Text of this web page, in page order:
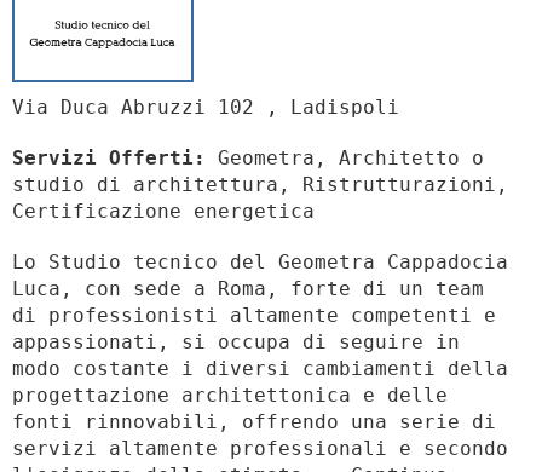
Via Duca Abruzzi 102 , Ladispoli
Servizi Offerti:
Geometra, Architetto o
studio di architettura, Ristrutturazioni,
Certificazione energetica
Lo Studio tecnico del Geometra Cappadocia
Luca, con sede a Roma, forte di un team
di professionisti altamente competenti e
appassionati, si occupa di seguire in
modo costante i diversi cambiamenti della
progettazione architettonica e delle
fonti rinnovabili, offrendo una serie di
servizi altamente professionali e secondo